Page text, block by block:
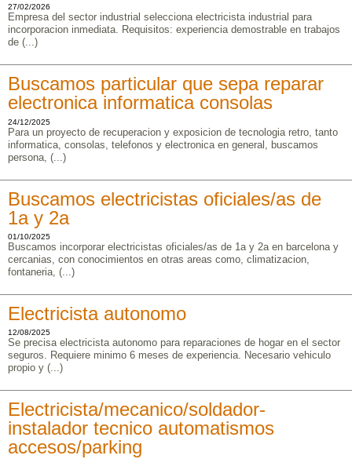
27/02/2026
Empresa del sector industrial selecciona electricista industrial para
incorporacion inmediata. Requisitos: experiencia demostrable en trabajos
de (...)
Buscamos particular que sepa reparar
electronica informatica consolas
24/12/2025
Para un proyecto de recuperacion y exposicion de tecnologia retro, tanto
informatica, consolas, telefonos y electronica en general, buscamos
persona, (...)
Buscamos electricistas oficiales/as de
1a y 2a
01/10/2025
Buscamos incorporar electricistas oficiales/as de 1a y 2a en barcelona y
cercanias, con conocimientos en otras areas como, climatizacion,
fontaneria, (...)
Electricista autonomo
12/08/2025
Se precisa electricista autonomo para reparaciones de hogar en el sector
seguros. Requiere minimo 6 meses de experiencia. Necesario vehiculo
propio y (...)
Electricista/mecanico/soldador-
instalador tecnico automatismos
accesos/parking